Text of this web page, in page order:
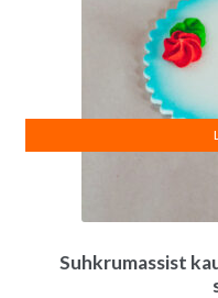
Suhkrumassist